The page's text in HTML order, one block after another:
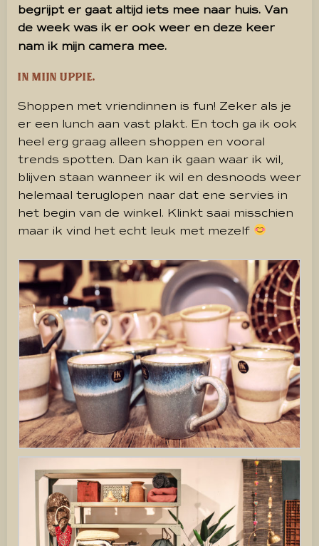
begrijpt er gaat altijd iets mee naar huis. Van
de week was ik er ook weer en deze keer
nam ik mijn camera mee.
In mijn uppie.
Shoppen met vriendinnen is fun! Zeker als je
er een lunch aan vast plakt. En toch ga ik ook
heel erg graag alleen shoppen en vooral
trends spotten. Dan kan ik gaan waar ik wil,
blijven staan wanneer ik wil en desnoods weer
helemaal teruglopen naar dat ene servies in
het begin van de winkel. Klinkt saai misschien
maar ik vind het echt leuk met mezelf